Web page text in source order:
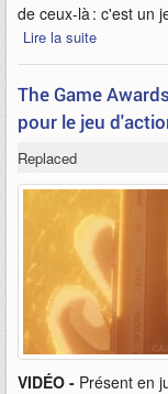
de ceux-là : c'est un
Lire la suite
The Game
pour le jeu
Replaced
VIDÉO - Présent en